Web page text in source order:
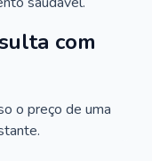
com
o preço de uma